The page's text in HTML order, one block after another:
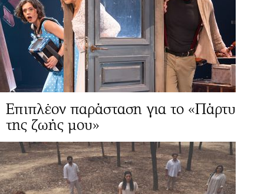
Επιπλέον παράσταση για το «Πάρτυ
της ζωής μου»